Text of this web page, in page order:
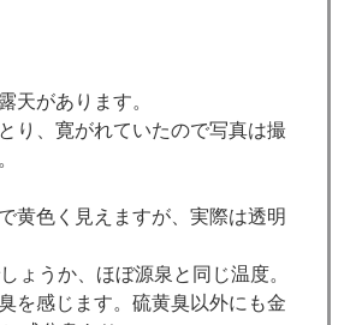
天があります。
り、寛がれていたので写真は撮
黄色く見えますが、実際は透明
ょうか、ほぼ源泉と同じ温度。
を感じます。硫黄臭以外にも金